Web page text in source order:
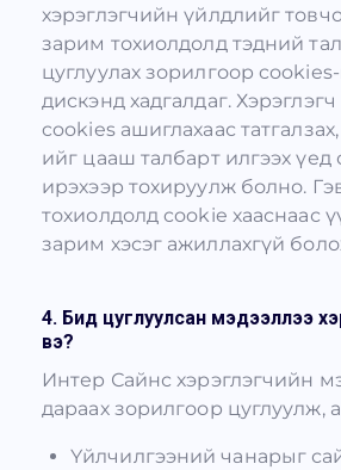
хэрэглэгчийн үйлдлийг
зарим тохиолдолд тэдний
цуглуулах зорилгоор
дискэнд хадгалдаг.
cookies ашиглахаас
ийг цааш талбарт илгээх үед
ирэхээр тохируулж болно.
тохиолдолд cookie хааснаас
зарим хэсэг ажиллахгүй
4. Бид цуглуулсан мэдээллээ
вэ?
Интер Сайнс хэрэглэгчийн
дараах зорилгоор цуглуулж,
Үйлчилгээний чанарыг